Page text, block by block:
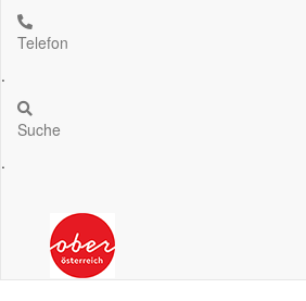
Telefon
.
Suche
.